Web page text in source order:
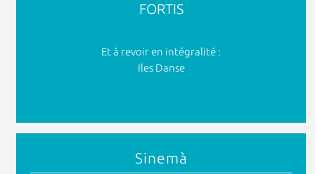
FORTIS
Et à revoir en intégralité :
Iles Danse
Sinemà